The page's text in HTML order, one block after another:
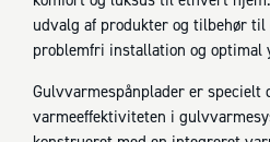
udvalg af produkter og tilbehør
problemfri installation og optimal
Gulvvarmespånplader er specielt
varmeeffektiviteten i